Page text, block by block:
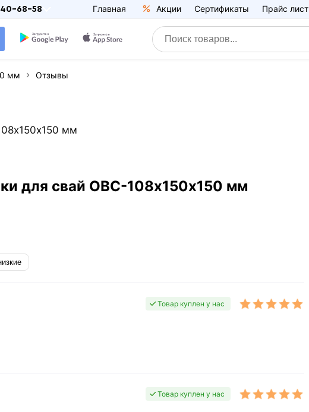
68-58 Главная Акции Сертификаты Прайс лист
мм Отзывы
мм
для свай ОВС-108х150х150 мм
Товар куплен у нас
Товар куплен у нас